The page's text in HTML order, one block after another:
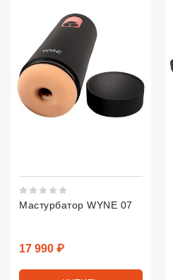
Мастурбатор WYNE 07
Цена
17 990 ₽